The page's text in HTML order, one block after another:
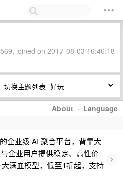
joined on 2017-08-03 16:46:18
切换主题列表
About · Language
企业级 AI 聚合平台，背靠大
企业用户提供稳定、高性价
满血模型，低至1折起，支持
›